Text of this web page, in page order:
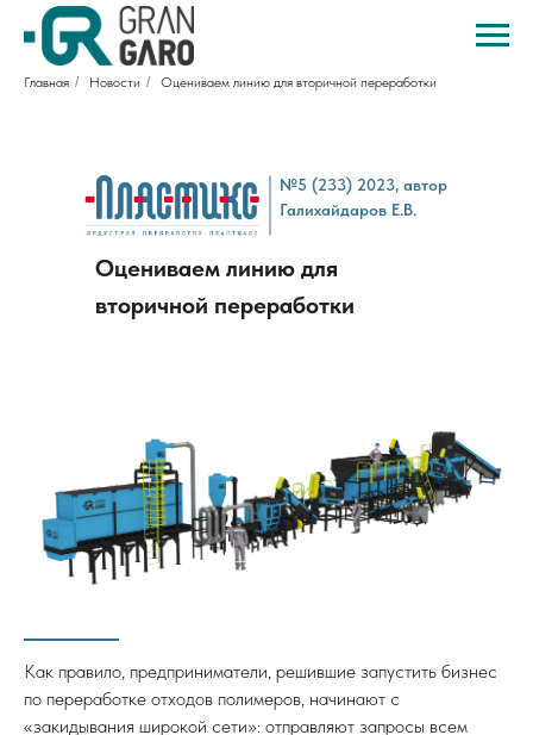
Главная / Новости / Оцениваем линию для вторичной переработки
№5 (233) 2023, автор
Галихайдаров Е.В.
Оцениваем линию для
вторичной переработки
Как правило, предприниматели, решившие запустить бизнес
по переработке отходов полимеров, начинают с
«закидывания широкой сети»: отправляют запросы всем